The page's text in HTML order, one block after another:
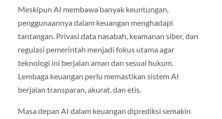
Meskipun AI membawa banyak keuntungan,
penggunaannya dalam keuangan menghadapi
tantangan. Privasi data nasabah, keamanan siber, dan
regulasi pemerintah menjadi fokus utama agar
teknologi ini berjalan aman dan sesuai hukum.
Lembaga keuangan perlu memastikan sistem AI
berjalan transparan, akurat, dan etis.
Masa depan AI dalam keuangan diprediksi semakin